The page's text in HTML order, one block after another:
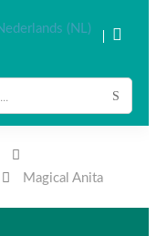
Magical Anita